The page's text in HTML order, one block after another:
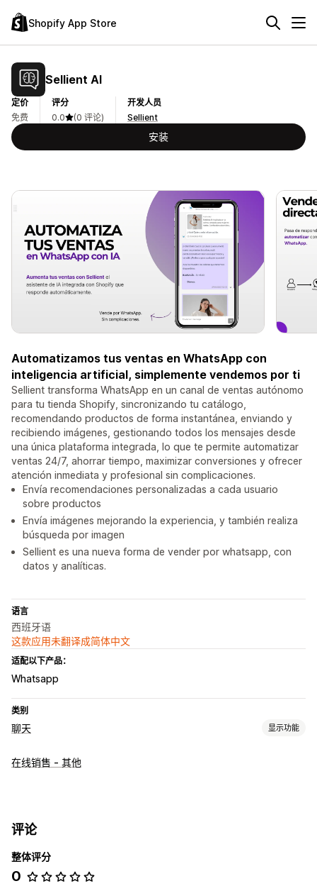
Shopify App Store
Sellient AI
定价
免费
评分
0.0
(0 评论)
开发人员
Sellient
安装
Automatizamos tus ventas en WhatsApp con
inteligencia artificial, simplemente vendemos por ti
Sellient transforma WhatsApp en un canal de ventas autónomo
para tu tienda Shopify, sincronizando tu catálogo,
recomendando productos de forma instantánea, enviando y
recibiendo imágenes, gestionando todos los mensajes desde
una única plataforma integrada, lo que te permite automatizar
ventas 24/7, ahorrar tiempo, maximizar conversiones y ofrecer
atención inmediata y profesional sin complicaciones.
Envía recomendaciones personalizadas a cada usuario
sobre productos
Envía imágenes mejorando la experiencia, y también realiza
búsqueda por imagen
Sellient es una nueva forma de vender por whatsapp, con
datos y analíticas.
语言
西班牙语
这款应用未翻译成简体中文
适配以下产品：
Whatsapp
类别
聊天 显示功能
实时消息传送
产品推荐
在线销售 - 其他
评论
整体评分
0